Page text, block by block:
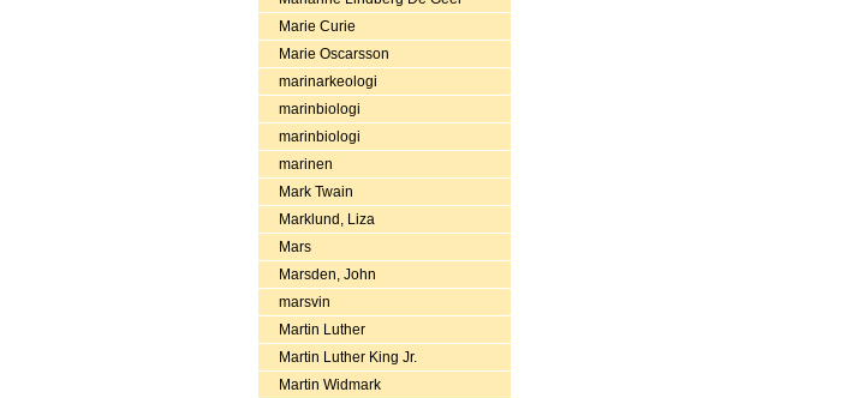
Marie Curie
Marie Oscarsson
marinarkeologi
marinbiologi
marinbiologi
marinen
Mark Twain
Marklund, Liza
Mars
Marsden, John
marsvin
Martin Luther
Martin Luther King Jr.
Martin Widmark